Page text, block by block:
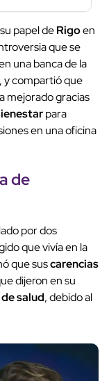
papel deRigoen
que se
una banca de la
, y compartió que
mejorado gracias
para
en una oficina
de
por dos
que vivía en la
que suscarencias
dijeron en su
salud, debido al